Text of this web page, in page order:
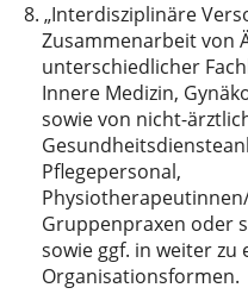
8. „Interdisziplinäre
Zusammenarbeit von
unterschiedlicher
Innere Medizin,
sowie von nicht-
Pflegepersonal,
Gruppenpraxen oder
sowie ggf. in weiter zu
Organisationsformen.